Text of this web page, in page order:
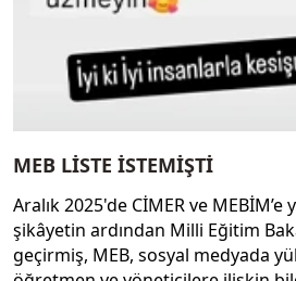
MEB LİSTE İSTEMİŞTİ
Aralık 2025'de CİMER ve MEBİM’e
şikâyetin ardından Milli Eğitim
geçirmiş, MEB, sosyal medyada